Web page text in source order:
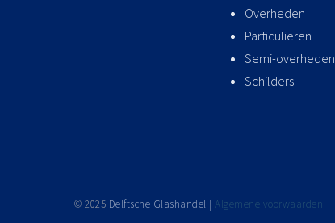
Overheden
Particulieren
Semi-overheden
Schilders
© 2025 Delftsche Glashandel | Algemene voorwaarden